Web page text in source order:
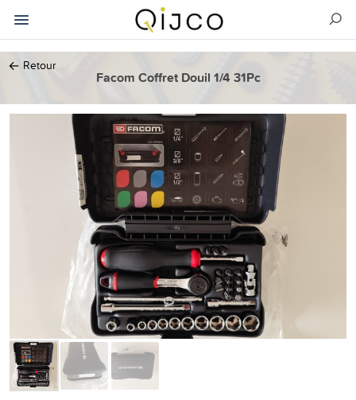
← Retour
Facom Coffret Douil 1/4 31Pc